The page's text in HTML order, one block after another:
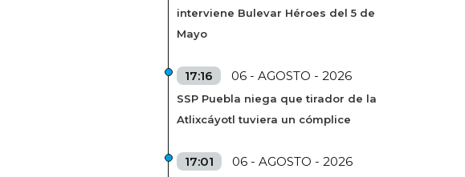
interviene Bulevar Héroes del 5 de
Mayo
17:16 06 - AGOSTO - 2026
SSP Puebla niega que tirador de la
Atlixcáyotl tuviera un cómplice
17:01 06 - AGOSTO - 2026